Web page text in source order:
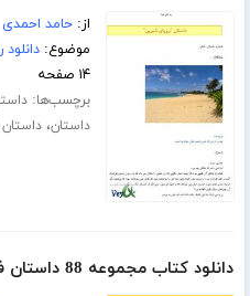
از:حامد احمدی
موضوع:
۱۴ صفحه
برچسب‌ها:
داستان،
دانلود کتاب مجموعه 88 داستان فارسی